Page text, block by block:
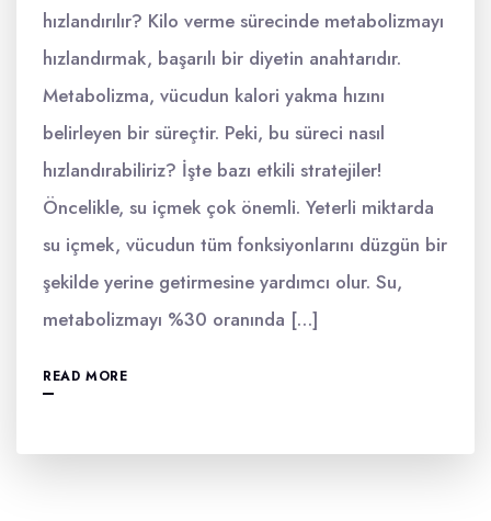
hızlandırılır? Kilo verme sürecinde metabolizmayı
hızlandırmak, başarılı bir diyetin anahtarıdır.
Metabolizma, vücudun kalori yakma hızını
belirleyen bir süreçtir. Peki, bu süreci nasıl
hızlandırabiliriz? İşte bazı etkili stratejiler!
Öncelikle, su içmek çok önemli. Yeterli miktarda
su içmek, vücudun tüm fonksiyonlarını düzgün bir
şekilde yerine getirmesine yardımcı olur. Su,
metabolizmayı %30 oranında […]
READ MORE